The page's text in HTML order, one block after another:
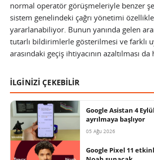
normal operatör görüşmeleriyle benzer
sistem genelindeki çağrı yönetimi
yararlanabiliyor. Bunun yanında gelen
tutarlı bildirimlerle gösterilmesi ve farklı
arasındaki geçiş ihtiyacının azaltılması
İLGİNİZİ ÇEKEBİLİR
Google Asistan 4
ayrılmaya başlıyor
05 Ağu 2026
Google Pixel 11